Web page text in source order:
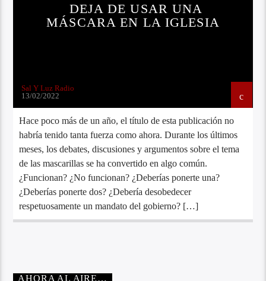
DEJA DE USAR UNA
MÁSCARA EN LA IGLESIA
Sal Y Luz Radio
13/02/2022
Hace poco más de un año, el título de esta publicación no
habría tenido tanta fuerza como ahora. Durante los últimos
meses, los debates, discusiones y argumentos sobre el tema
de las mascarillas se ha convertido en algo común.
¿Funcionan? ¿No funcionan? ¿Deberías ponerte una?
¿Deberías ponerte dos? ¿Debería desobedecer
respetuosamente un mandato del gobierno? […]
AHORA AL AIRE…